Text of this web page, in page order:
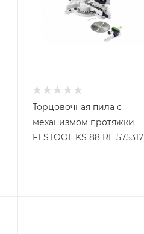
Торцовочная пила с
механизмом протяжки
FESTOOL KS 88 RE 575317